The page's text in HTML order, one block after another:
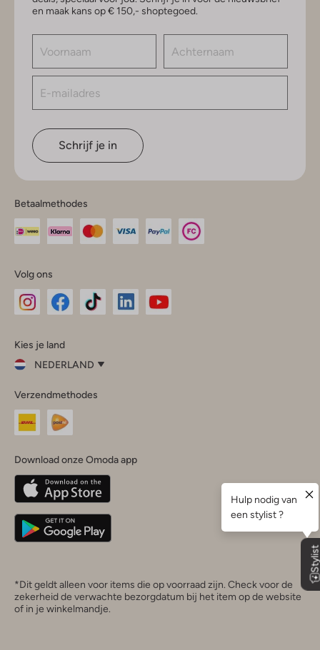
en maak kans op € 150,- shoptegoed.
Schrijf je in
Betaalmethodes
Volg ons
InstagramFacebook
Kies je land
NEDERLAND
je
land
Nederland
Belgique(Français)
Deutschland
Verzendmethodes
Download onze Omoda app
*Dit geldt alleen voor items die op voorraad zijn. Check voor de
zekerheid de verwachte bezorgdatum bij het item op de website
of in je winkelmandje.